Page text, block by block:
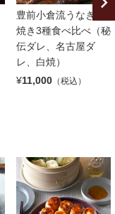
豊前小倉流うなぎ蒲
焼き3種食べ比べ（秘
伝ダレ、名古屋ダ
レ、白焼）
¥11,000 （税込）